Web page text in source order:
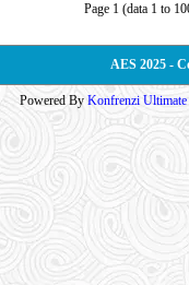
Page 1 (data 1 to
AES 2025 -
Powered By Konfrenzi